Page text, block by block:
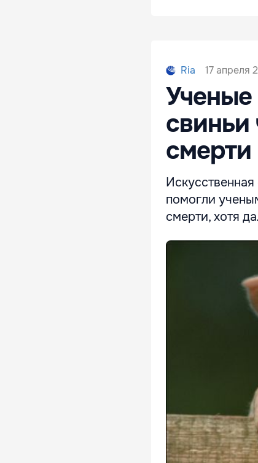
Ria 17 апреля
свиньи
смерти
помогли
смерти, хотя